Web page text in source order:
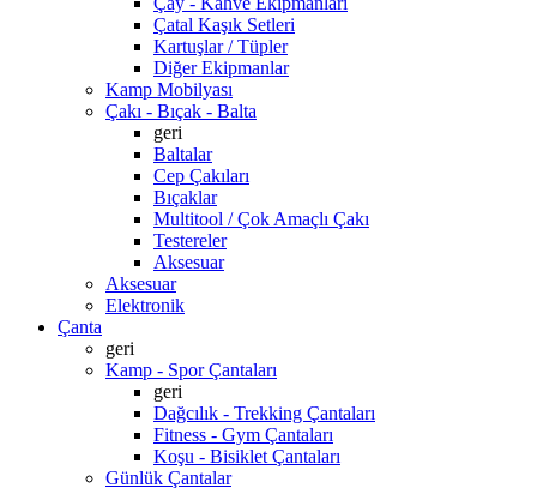
Çatal Kaşık Setleri
Kartuşlar / Tüpler
Diğer Ekipmanlar
Kamp Mobilyası
Çakı - Bıçak - Balta
geri
Baltalar
Cep Çakıları
Bıçaklar
Multitool / Çok Amaçlı Çakı
Testereler
Aksesuar
Aksesuar
Elektronik
Çanta
geri
Kamp - Spor Çantaları
geri
Dağcılık - Trekking Çantaları
Fitness - Gym Çantaları
Koşu - Bisiklet Çantaları
Günlük Çantalar